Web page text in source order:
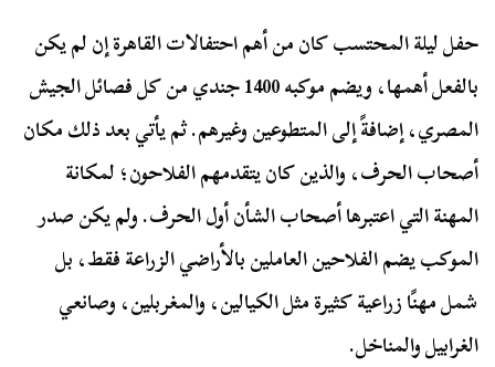
حفل ليلة المحتسب كان من أهم احتفالات القاهرة إن لم يكن
بالفعل أهمها، ويضم موكبه 1400 جندي من كل فصائل الجيش
المصري، إضافةً إلى المتطوعين وغيرهم. ثم يأتي بعد ذلك مكان
أصحاب الحرف، والذين كان يتقدمهم الفلاحون؛ لمكانة
المهنة التي اعتبرها أصحاب الشأن أول الحرف. ولم يكن صدر
الموكب يضم الفلاحين العاملين بالأراضي الزراعة فقط، بل
شمل مهنًا زراعية كثيرة مثل الكيالين، والمغربلين، وصانعي
الغرابيل والمناخل.